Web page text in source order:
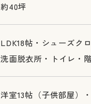
約40坪
LDK18帖・シューズク
洗面脱衣所・トイレ・
洋室13帖（子供部屋）